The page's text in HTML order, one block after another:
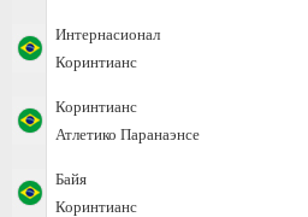
Интернасионал
Коринтианс
Коринтианс
Атлетико Паранаэнсе
Байя
Коринтианс